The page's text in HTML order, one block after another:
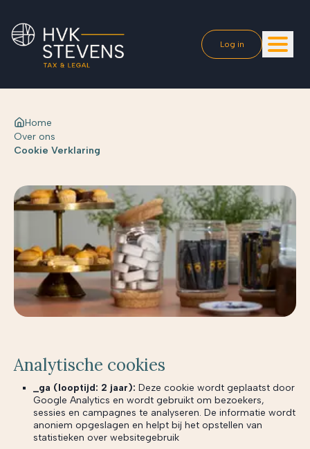
Log in
Home
Over ons
Cookie Verklaring
Analytische cookies
_ga (looptijd: 2 jaar): Deze cookie wordt geplaatst door
Google Analytics en wordt gebruikt om bezoekers,
sessies en campagnes te analyseren. De informatie wordt
anoniem opgeslagen en helpt bij het opstellen van
statistieken over websitegebruik